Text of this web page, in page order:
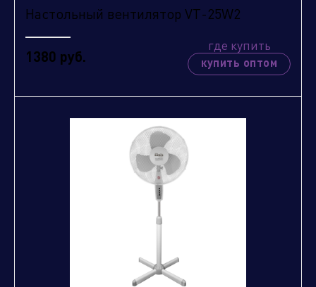
Настольный вентилятор VT-25W2
1380 руб.
где купить
купить оптом